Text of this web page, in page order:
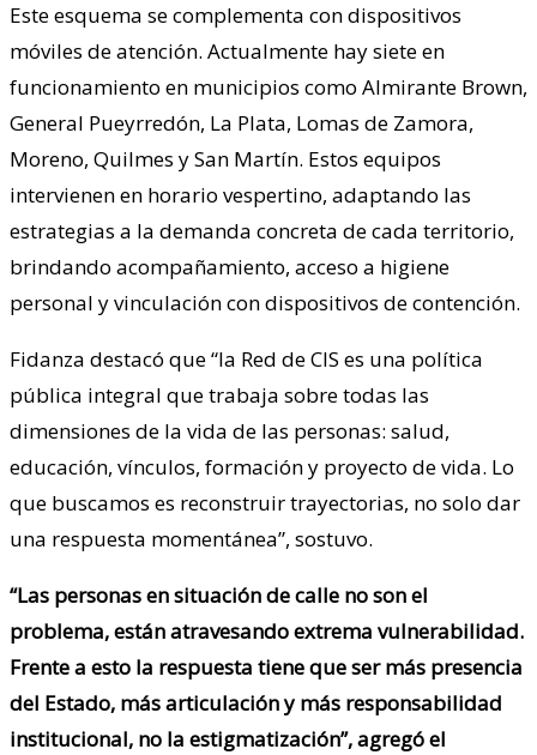
Este esquema se complementa con dispositivos
móviles de atención. Actualmente hay siete en
funcionamiento en municipios como Almirante Brown,
General Pueyrredón, La Plata, Lomas de Zamora,
Moreno, Quilmes y San Martín. Estos equipos
intervienen en horario vespertino, adaptando las
estrategias a la demanda concreta de cada territorio,
brindando acompañamiento, acceso a higiene
personal y vinculación con dispositivos de contención.
Fidanza destacó que “la Red de CIS es una política
pública integral que trabaja sobre todas las
dimensiones de la vida de las personas: salud,
educación, vínculos, formación y proyecto de vida. Lo
que buscamos es reconstruir trayectorias, no solo dar
una respuesta momentánea”, sostuvo.
“Las personas en situación de calle no son el
problema, están atravesando extrema vulnerabilidad.
Frente a esto la respuesta tiene que ser más presencia
del Estado, más articulación y más responsabilidad
institucional, no la estigmatización”, agregó el